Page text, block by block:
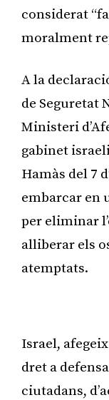
considerat
moralment
A la
de Seguretat
Ministeri
gabinet
Hamàs del 7
embarcar en
per eliminar
alliberar els
atemptats.
Israel,
dret a
ciutadans,